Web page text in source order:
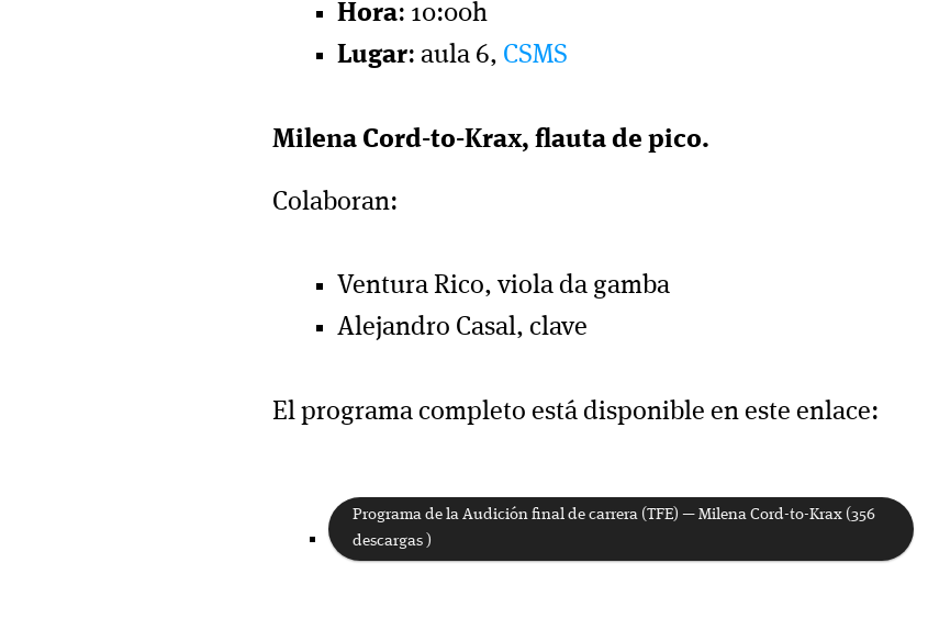
Hora: 10:00h
Lugar: aula 6, CSMS
Milena Cord-to-Krax, flauta de pico.
Colaboran:
Ventura Rico, viola da gamba
Alejandro Casal, clave
El programa completo está disponible en este enlace:
Programa de la Audición final de carrera (TFE) — Milena Cord-to-Krax (356
descargas )